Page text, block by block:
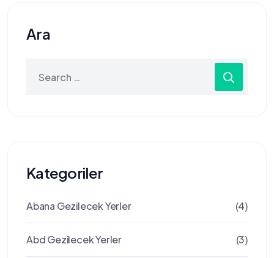
Ara
for:
Kategoriler
Abana Gezilecek Yerler (4)
Abd Gezilecek Yerler (3)